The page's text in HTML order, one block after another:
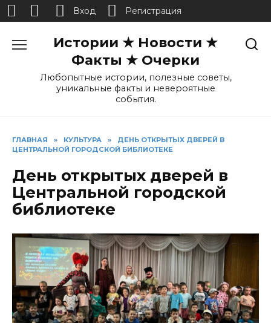
Истории ★ Новости ★
Факты ★ Очерки
Любопытные истории, полезные советы,
уникальные факты и невероятные
события.
ГЛАВНАЯ » КУЛЬТУРА »
ДЕНЬ ОТКРЫТЫХ ДВЕРЕЙ В
ЦЕНТРАЛЬНОЙ ГОРОДСКОЙ БИБЛИОТЕКЕ
День открытых дверей в
Центральной городской
библиотеке
Вход Регистрация